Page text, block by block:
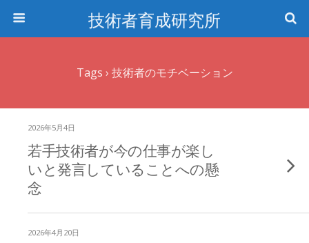
技術者育成研究所
Tags › 技術者のモチベーション
2026年5月4日
若手技術者が今の仕事が楽し
いと発言していることへの懸
念
2026年4月20日